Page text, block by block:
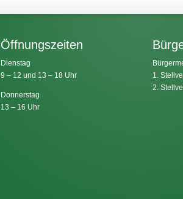
Öffnungszeiten
Dienstag
9 – 12 und 13 – 18 Uhr
Donnerstag
13 – 16 Uhr
1.
2.